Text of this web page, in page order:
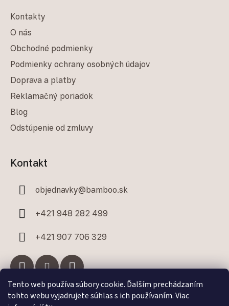
Tento web používa súbory cookie. Ďalším prechádzaním
tohto webu vyjadrujete súhlas s ich používaním. Viac
Kontakty
O nás
Obchodné podmienky
Podmienky ochrany osobných údajov
Doprava a platby
Reklamačný poriadok
Blog
Odstúpenie od zmluvy
Kontakt
objednavky@bamboo.sk
+421 948 282 499
+421 907 706 329